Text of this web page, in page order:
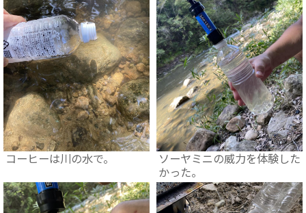
コーヒーは川の水で。
ソーヤミニの威力を体験した
かった。